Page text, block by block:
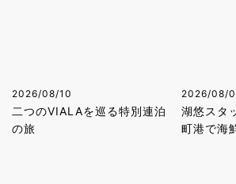
2026/08/10
二つのVIALAを巡る特別連泊
の旅
2026/08/
湖悠スタ
町港で海